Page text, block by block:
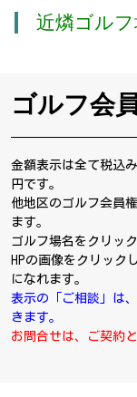
近燐ゴル
ゴルフ会
金額表示は全て税込
円です。
他地区のゴルフ会員
ます。
ゴルフ場名をクリッ
HPの画像をクリック
になれます。
表示の「ご相談」は
きます。
お問合せは、ご契約